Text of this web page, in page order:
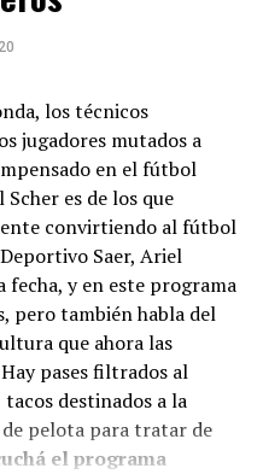
los técnicos
jugadores mutados a
en el fútbol
es de los que
convirtiendo al fútbol
Saer, Ariel
fecha, y en este programa
pero también habla del
que ahora las
pases filtrados al
destinados a la
de pelota para tratar de
el programa